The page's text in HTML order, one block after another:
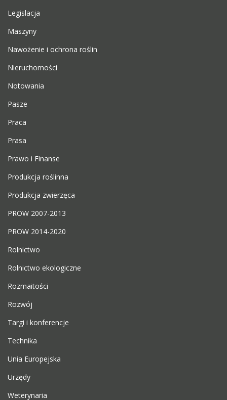
Legislacja
Maszyny
Nawożenie i ochrona roślin
Nieruchomości
Notowania
Pasze
Praca
Prasa
Prawo i Finanse
Produkcja roślinna
Produkcja zwierzęca
PROW 2007-2013
PROW 2014-2020
Rolnictwo
Rolnictwo ekologiczne
Rozmaitości
Rozwój
Targi i konferencje
Technika
Unia Europejska
Urzędy
Weterynaria